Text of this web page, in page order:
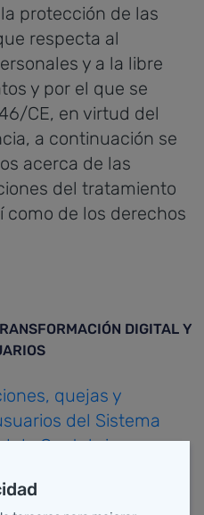
protección de las
respecta al
y a la libre
y por el que se
CE, en virtud del
a continuación se
acerca de las
del tratamiento
como de los derechos
DIGITAL Y
quejas y
del Sistema
de Cantabria